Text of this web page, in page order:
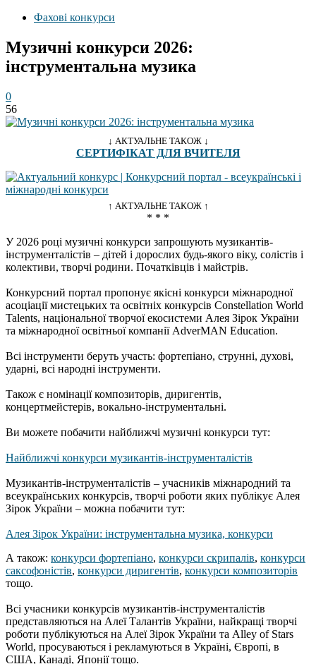
Фахові конкурси
Музичні конкурси 2026:
інструментальна музика
0
56
↓ АКТУАЛЬНЕ ТАКОЖ ↓
СЕРТИФІКАТ ДЛЯ ВЧИТЕЛЯ
↑ АКТУАЛЬНЕ ТАКОЖ ↑
* * *
У 2026 році музичні конкурси запрошують музикантів-
інструменталістів – дітей і дорослих будь-якого віку, солістів і
колективи, творчі родини. Початківців і майстрів.
Конкурсний портал пропонує якісні конкурси міжнародної
асоціації мистецьких та освітніх конкурсів Constellation World
Talents, національної творчої екосистеми Алея Зірок України
та міжнародної освітньої компанії AdverMAN Education.
Всі інструменти беруть участь: фортепіано, струнні, духові,
ударні, всі народні інструменти.
Також є номінації композиторів, диригентів,
концертмейстерів, вокально-інструментальні.
Ви можете побачити найближчі музичні конкурси тут:
Найближчі конкурси музикантів-інструменталістів
Музикантів-інструменталістів – учасників міжнародний та
всеукраїнських конкурсів, творчі роботи яких публікує Алея
Зірок України – можна побачити тут:
Алея Зірок України: інструментальна музика, конкурси
А також: конкурси фортепіано, конкурси скрипалів, конкурси
саксофоністів, конкурси диригентів, конкурси композиторів
тощо.
Всі учасники конкурсів музикантів-інструменталістів
представляються на Алеї Талантів України, найкращі творчі
роботи публікуються на Алеї Зірок України та Alley of Stars
World, просуваються і рекламуються в Україні, Європі, в
США, Канаді, Японії тощо.